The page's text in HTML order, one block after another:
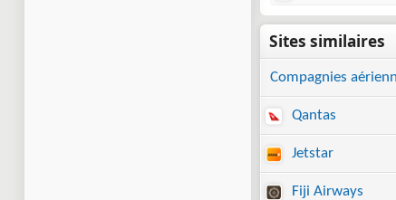
Compagnies
Qantas
Jetstar
Fiji Airways